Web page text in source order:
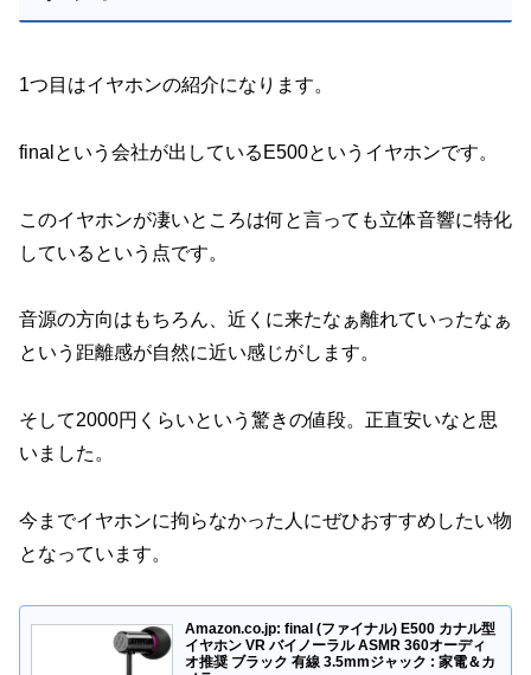
1つ目はイヤホンの紹介になります。
finalという会社が出しているE500というイヤホンです。
このイヤホンが凄いところは何と言っても立体音響に特化
しているという点です。
音源の方向はもちろん、近くに来たなぁ離れていったなぁ
という距離感が自然に近い感じがします。
そして2000円くらいという驚きの値段。正直安いなと思
いました。
今までイヤホンに拘らなかった人にぜひおすすめしたい物
となっています。
Amazon.co.jp: final (ファイナル) E500 カナル型
イヤホン VR バイノーラル ASMR 360オーディ
オ推奨 ブラック 有線 3.5mmジャック : 家電＆カ